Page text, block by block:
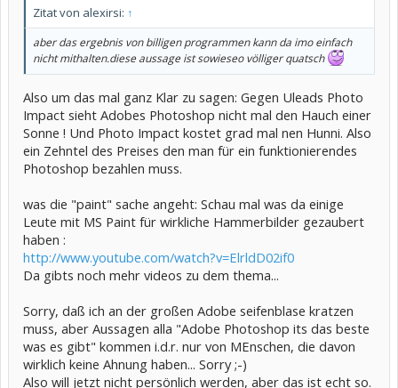
Zitat von alexirsi: ↑
aber das ergebnis von billigen programmen kann da imo einfach
nicht mithalten.diese aussage ist sowieseo völliger quatsch
Also um das mal ganz Klar zu sagen: Gegen Uleads Photo
Impact sieht Adobes Photoshop nicht mal den Hauch einer
Sonne ! Und Photo Impact kostet grad mal nen Hunni. Also
ein Zehntel des Preises den man für ein funktionierendes
Photoshop bezahlen muss.
was die "paint" sache angeht: Schau mal was da einige
Leute mit MS Paint für wirkliche Hammerbilder gezaubert
haben :
http://www.youtube.com/watch?v=ElrldD02if0
Da gibts noch mehr videos zu dem thema...
Sorry, daß ich an der großen Adobe seifenblase kratzen
muss, aber Aussagen alla "Adobe Photoshop its das beste
was es gibt" kommen i.d.r. nur von MEnschen, die davon
wirklich keine Ahnung haben... Sorry ;-)
Also will jetzt nicht persönlich werden, aber das ist echt so.